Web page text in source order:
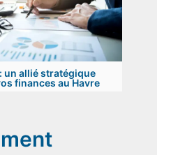
un allié stratégique
finances au Havre